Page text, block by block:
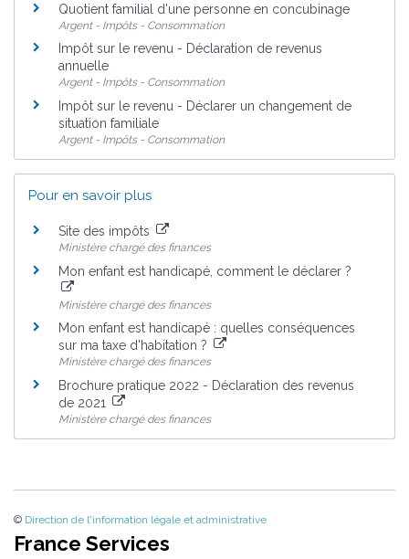
Quotient familial d'une personne en concubinage
Argent - Impôts - Consommation
Impôt sur le revenu - Déclaration de revenus
annuelle
Argent - Impôts - Consommation
Impôt sur le revenu - Déclarer un changement de
situation familiale
Argent - Impôts - Consommation
Pour en savoir plus
Site des impôts
Ministère chargé des finances
Mon enfant est handicapé, comment le déclarer ?
Ministère chargé des finances
Mon enfant est handicapé : quelles conséquences
sur ma taxe d'habitation ?
Ministère chargé des finances
Brochure pratique 2022 - Déclaration des revenus
de 2021
Ministère chargé des finances
© Direction de l'information légale et administrative
France Services